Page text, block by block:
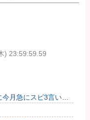
) 23:59:59.59
月急にスピ3言い出